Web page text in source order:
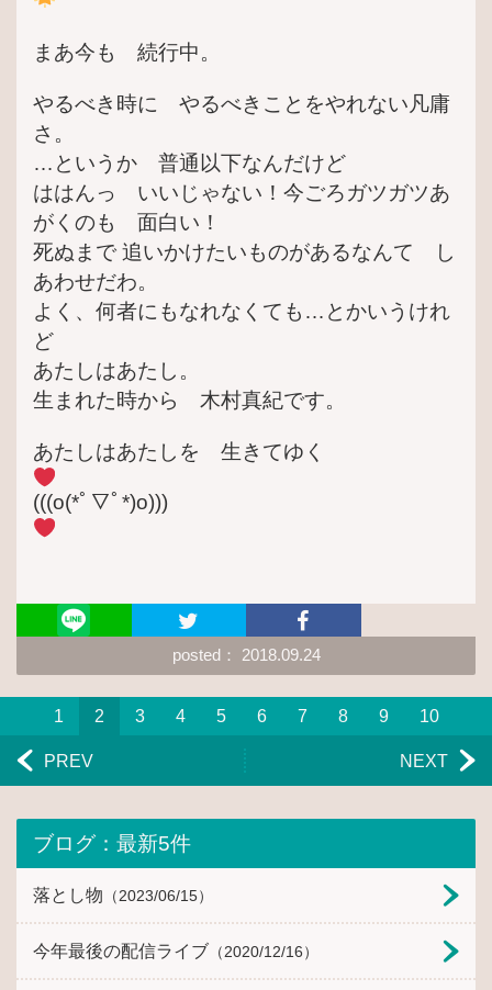
まあ今も 続行中。
やるべき時に やるべきことをやれない凡庸
さ。
…というか 普通以下なんだけど
ははんっ いいじゃない！今ごろガツガツあ
がくのも 面白い！
死ぬまで 追いかけたいものがあるなんて し
あわせだわ。
よく、何者にもなれなくても…とかいうけれ
ど
あたしはあたし。
生まれた時から 木村真紀です。
あたしはあたしを 生きてゆく
(((o(*ﾟ▽ﾟ*)o)))
posted： 2018.09.24
1 2 3 4 5 6 7 8 9 10
PREV NEXT
ブログ：最新5件
落とし物 （2023/06/15）
今年最後の配信ライブ （2020/12/16）